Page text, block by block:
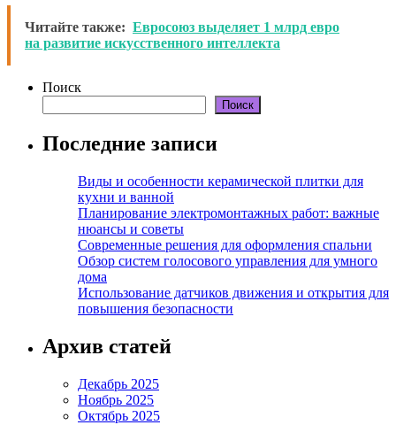
Читайте также: Евросоюз выделяет 1 млрд евро
на развитие искусственного интеллекта
Поиск
Поиск
Последние записи
Виды и особенности керамической плитки для
кухни и ванной
Планирование электромонтажных работ: важные
нюансы и советы
Современные решения для оформления спальни
Обзор систем голосового управления для умного
дома
Использование датчиков движения и открытия для
повышения безопасности
Архив статей
Декабрь 2025
Ноябрь 2025
Октябрь 2025